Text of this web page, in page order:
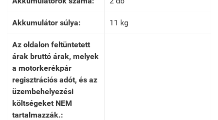
Akkumulátor súlya: 11 kg
Az oldalon feltüntetett
árak bruttó árak, melyek
a motorkerékpár
regisztrációs adót, és az
üzembehelyezési
költségeket NEM
tartalmazzák.: